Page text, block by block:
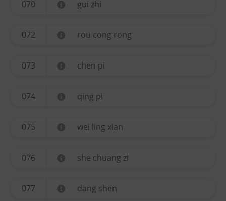
070 gui zhi
072 rou cong rong
073 chen pi
074 qing pi
075 wei ling xian
076 she chuang zi
077 dang shen